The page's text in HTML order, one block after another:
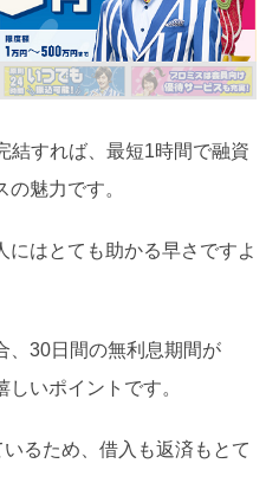
結すれば、最短1時間で融資
魅力です。
はとても助かる早さですよ
、30日間の無利息期間が
しいポイントです。
るため、借入も返済もとて